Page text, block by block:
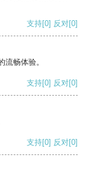
支持[0] 反对[0]
畅体验。
支持[0] 反对[0]
支持[0] 反对[0]